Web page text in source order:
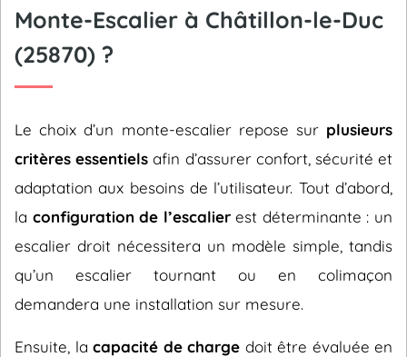
Monte-Escalier à Châtillon-le-Duc
(25870) ?
Le choix d’un monte-escalier repose sur plusieurs
critères essentiels afin d’assurer confort, sécurité et
adaptation aux besoins de l’utilisateur. Tout d’abord,
la configuration de l’escalierest déterminante : un
escalier droit nécessitera un modèle simple, tandis
qu’un escalier tournant ou en colimaçon
demandera une installation sur mesure.
Ensuite, la capacité de charge doit être évaluée en